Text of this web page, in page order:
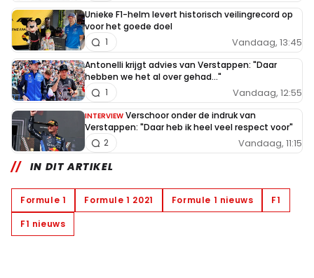
Unieke F1-helm levert historisch veilingrecord op
voor het goede doel
Vandaag, 13:45
1
Antonelli krijgt advies van Verstappen: "Daar
hebben we het al over gehad..."
Vandaag, 12:55
1
INTERVIEW Verschoor onder de indruk van
Verstappen: "Daar heb ik heel veel respect voor"
Vandaag, 11:15
2
IN DIT ARTIKEL
Formule 1 Formule 1 2021 Formule 1 nieuws
F1
F1 nieuws